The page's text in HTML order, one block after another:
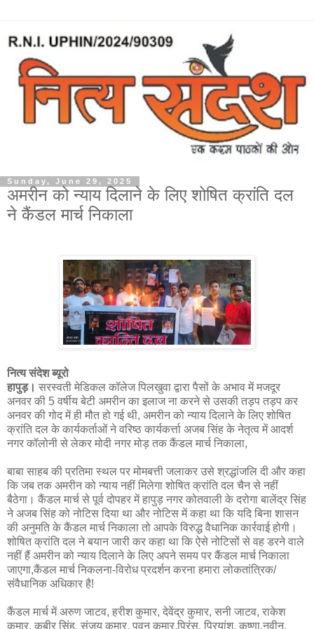
Sunday, June 29, 2025
अमरीन को न्याय दिलाने के लिए शोषित क्रांति दल
ने कैंडल मार्च निकाला
नित्य संदेश ब्यूरो
हापुड़। सरस्वती मेडिकल कॉलेज पिलखुवा द्वारा पैसों के अभाव में मजदूर
अनवर की 5 वर्षीय बेटी अमरीन का इलाज ना करने से उसकी तड़प तड़प कर
अनवर की गोद में ही मौत हो गई थी, अमरीन को न्याय दिलाने के लिए शोषित
क्रांति दल के कार्यकर्ताओं ने वरिष्ठ कार्यकर्त्ता अजब सिंह के नेतृत्व में आदर्श
नगर कॉलोनी से लेकर मोदी नगर मोड़ तक कैंडल मार्च निकाला,
बाबा साहब की प्रतिमा स्थल पर मोमबत्ती जलाकर उसे श्रद्धांजलि दी और कहा
कि जब तक अमरीन को न्याय नहीं मिलेगा शोषित क्रांति दल चैन से नहीं
बैठेगा। कैंडल मार्च से पूर्व दोपहर में हापुड़ नगर कोतवाली के दरोगा बालेंद्र सिंह
ने अजब सिंह को नोटिस दिया था और नोटिस में कहा था कि यदि बिना शासन
की अनुमति के कैंडल मार्च निकाला तो आपके विरुद्ध वैधानिक कार्रवाई होगी।
शोषित क्रांति दल ने बयान जारी कर कहा था कि ऐसे नोटिसों से वह डरने वाले
नहीं हैं अमरीन को न्याय दिलाने के लिए अपने समय पर कैंडल मार्च निकाला
जाएगा,कैंडल मार्च निकलना-विरोध प्रदर्शन करना हमारा लोकतांत्रिक/
संवैधानिक अधिकार है!
कैंडल मार्च में अरुण जाटव, हरीश कुमार, देवेंद्र कुमार, सनी जाटव, राकेश
कुमार, कबीर सिंह, संजय कुमार, पवन कुमार,प्रिंस, प्रियांशु, कृष्णा,नवीन,